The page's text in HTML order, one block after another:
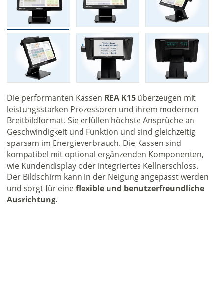
Die performanten Kassen REA K15 überzeugen mit
leistungsstarken Prozessoren und ihrem modernen
Breitbildformat. Sie erfüllen höchste Ansprüche an
Geschwindigkeit und Funktion und sind gleichzeitig
sparsam im Energieverbrauch. Die Kassen sind
kompatibel mit optional ergänzenden Komponenten,
wie Kundendisplay oder integriertes Kellnerschloss.
Der Bildschirm kann in der Neigung angepasst werden
und sorgt für eineflexible und benutzerfreundliche
Ausrichtung.